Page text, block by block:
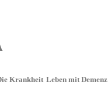
Krankheit Leben mit Demenz